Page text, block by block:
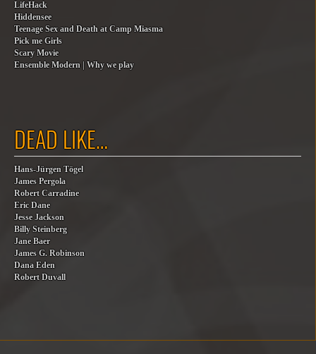
LifeHack
Hiddensee
Teenage Sex and Death at Camp Miasma
Pick me Girls
Scary Movie
Ensemble Modern | Why we play
DEAD LIKE…
Hans-Jürgen Tögel
James Pergola
Robert Carradine
Eric Dane
Jesse Jackson
Billy Steinberg
Jane Baer
James G. Robinson
Dana Eden
Robert Duvall